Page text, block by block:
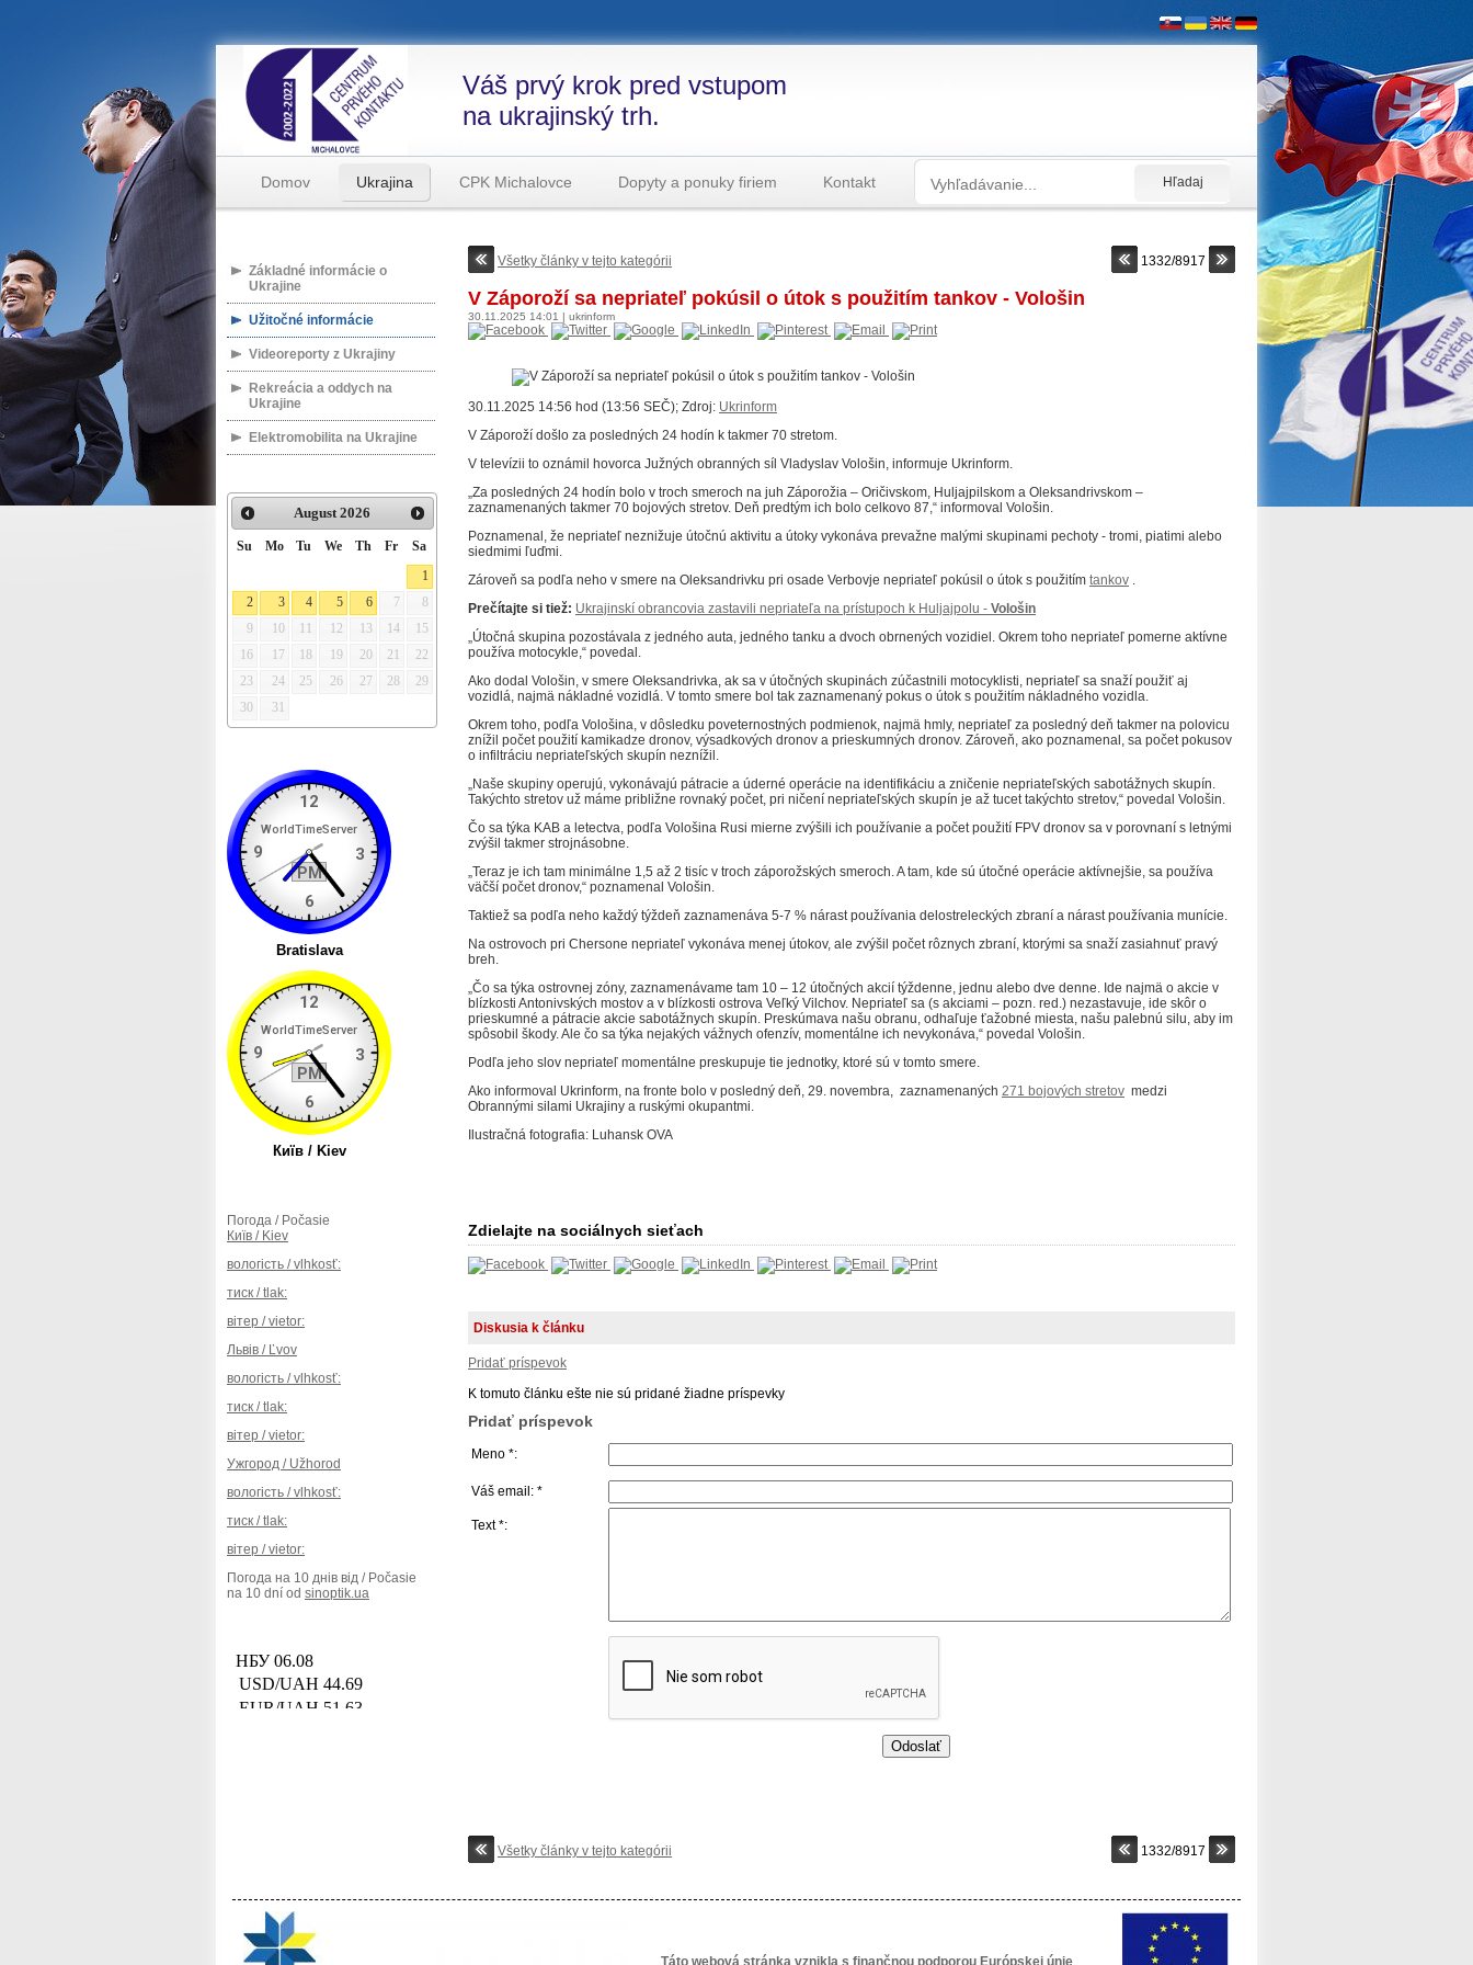
Váš prvý krok pred vstupom
na ukrajinský trh.
Domov Ukrajina CPK Michalovce Dopyty a ponuky firiem Kontakt
Základné informácie o
Ukrajine
Užitočné informácie
Videoreporty z Ukrajiny
Rekreácia a oddych na
Ukrajine
Elektromobilita na Ukrajine
August 2026
Su Mo Tu We Th Fr
Sa
1
2
3 4 5 6 7
8
9
10 11 12 13 14
15
16
17 18 19 20 21
22
23
24 25 26 27 28
29
30
31
Погода / Počasie
Київ / Kiev
вологість / vlhkosť:
тиск / tlak:
вітер / vietor:
Львів / Ľvov
вологість / vlhkosť:
тиск / tlak:
вітер / vietor:
Ужгород / Užhorod
вологість / vlhkosť:
тиск / tlak:
вітер / vietor:
Погода на 10 днів від / Počasie
na 10 dní od sinoptik.ua
Všetky články v tejto kategórii 1332/8917
V Záporoží sa nepriateľ pokúsil o útok s použitím tankov - Vološin
30.11.2025 14:01 | ukrinform
30.11.2025 14:56 hod (13:56 SEČ); Zdroj: Ukrinform
V Záporoží došlo za posledných 24 hodín k takmer 70 stretom.
V televízii to oznámil hovorca Južných obranných síl Vladyslav Vološin, informuje Ukrinform.
„Za posledných 24 hodín bolo v troch smeroch na juh Záporožia – Oričivskom, Huljajpilskom a Oleksandrivskom –
zaznamenaných takmer 70 bojových stretov. Deň predtým ich bolo celkovo 87,“ informoval Vološin.
Poznamenal, že nepriateľ neznižuje útočnú aktivitu a útoky vykonáva prevažne malými skupinami pechoty - tromi, piatimi alebo
siedmimi ľuďmi.
Zároveň sa podľa neho v smere na Oleksandrivku pri osade Verbovje nepriateľ pokúsil o útok s použitím tankov .
Prečítajte si tiež: Ukrajinskí obrancovia zastavili nepriateľa na prístupoch k Huljajpolu - Vološin
„Útočná skupina pozostávala z jedného auta, jedného tanku a dvoch obrnených vozidiel. Okrem toho nepriateľ pomerne aktívne
používa motocykle,“ povedal.
Ako dodal Vološin, v smere Oleksandrivka, ak sa v útočných skupinách zúčastnili motocyklisti, nepriateľ sa snaží použiť aj
vozidlá, najmä nákladné vozidlá. V tomto smere bol tak zaznamenaný pokus o útok s použitím nákladného vozidla.
Okrem toho, podľa Vološina, v dôsledku poveternostných podmienok, najmä hmly, nepriateľ za posledný deň takmer na polovicu
znížil počet použití kamikadze dronov, výsadkových dronov a prieskumných dronov. Zároveň, ako poznamenal, sa počet pokusov
o infiltráciu nepriateľských skupín neznížil.
„Naše skupiny operujú, vykonávajú pátracie a úderné operácie na identifikáciu a zničenie nepriateľských sabotážnych skupín.
Takýchto stretov už máme približne rovnaký počet, pri ničení nepriateľských skupín je až tucet takýchto stretov,“ povedal Vološin.
Čo sa týka KAB a letectva, podľa Vološina Rusi mierne zvýšili ich používanie a počet použití FPV dronov sa v porovnaní s letnými
zvýšil takmer strojnásobne.
„Teraz je ich tam minimálne 1,5 až 2 tisíc v troch záporožských smeroch. A tam, kde sú útočné operácie aktívnejšie, sa používa
väčší počet dronov,“ poznamenal Vološin.
Taktiež sa podľa neho každý týždeň zaznamenáva 5-7 % nárast používania delostreleckých zbraní a nárast používania munície.
Na ostrovoch pri Chersone nepriateľ vykonáva menej útokov, ale zvýšil počet rôznych zbraní, ktorými sa snaží zasiahnuť pravý
breh.
„Čo sa týka ostrovnej zóny, zaznamenávame tam 10 – 12 útočných akcií týždenne, jednu alebo dve denne. Ide najmä o akcie v
blízkosti Antonivských mostov a v blízkosti ostrova Veľký Vilchov. Nepriateľ sa (s akciami – pozn. red.) nezastavuje, ide skôr o
prieskumné a pátracie akcie sabotážnych skupín. Preskúmava našu obranu, odhaľuje ťažobné miesta, našu palebnú silu, aby im
spôsobil škody. Ale čo sa týka nejakých vážnych ofenzív, momentálne ich nevykonáva,“ povedal Vološin.
Podľa jeho slov nepriateľ momentálne preskupuje tie jednotky, ktoré sú v tomto smere.
Ako informoval Ukrinform, na fronte bolo v posledný deň, 29. novembra, zaznamenaných 271 bojových stretov medzi
Obrannými silami Ukrajiny a ruskými okupantmi.
Ilustračná fotografia: Luhansk OVA
Zdielajte na sociálnych sieťach
Diskusia k článku
Pridať príspevok
K tomuto článku ešte nie sú pridané žiadne príspevky
Pridať príspevok
Meno *:
Váš email: *
Text *:
Všetky články v tejto kategórii 1332/8917
Táto webová stránka vznikla s finančnou podporou Európskej únie